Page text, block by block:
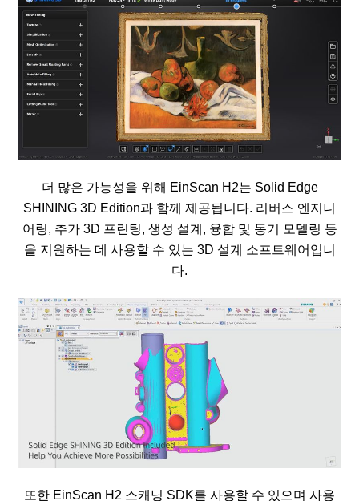
더 많은 가능성을 위해 EinScan H2는 Solid Edge
SHINING 3D Edition과 함께 제공됩니다. 리버스 엔지니
어링, 추가 3D 프린팅, 생성 설계, 융합 및 동기 모델링 등
을 지원하는 데 사용할 수 있는 3D 설계 소프트웨어입니
다.
또한 EinScan H2 스캐닝 SDK를 사용할 수 있으며 사용